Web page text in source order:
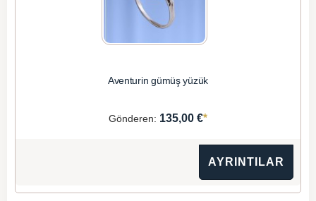
Aventurin gümüş yüzük
Gönderen: 135,00 €*
AYRINTILAR